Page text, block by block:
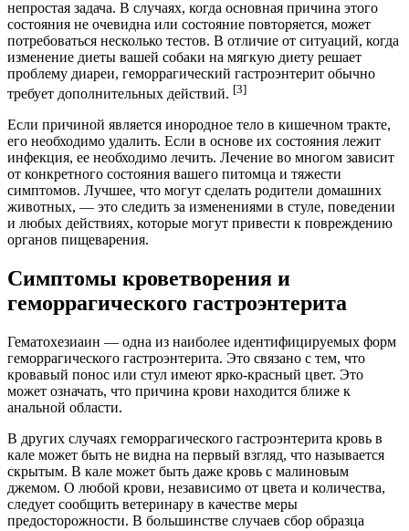
непростая задача. В случаях, когда основная причина этого
состояния не очевидна или состояние повторяется, может
потребоваться несколько тестов. В отличие от ситуаций, когда
изменение диеты вашей собаки на мягкую диету решает
проблему диареи, геморрагический гастроэнтерит обычно
требует дополнительных действий. [3]
Если причиной является инородное тело в кишечном тракте,
его необходимо удалить. Если в основе их состояния лежит
инфекция, ее необходимо лечить. Лечение во многом зависит
от конкретного состояния вашего питомца и тяжести
симптомов. Лучшее, что могут сделать родители домашних
животных, — это следить за изменениями в стуле, поведении
и любых действиях, которые могут привести к повреждению
органов пищеварения.
Симптомы кроветворения и
геморрагического гастроэнтерита
Гематохезиаин — одна из наиболее идентифицируемых форм
геморрагического гастроэнтерита. Это связано с тем, что
кровавый понос или стул имеют ярко-красный цвет. Это
может означать, что причина крови находится ближе к
анальной области.
В других случаях геморрагического гастроэнтерита кровь в
кале может быть не видна на первый взгляд, что называется
скрытым. В кале может быть даже кровь с малиновым
джемом. О любой крови, независимо от цвета и количества,
следует сообщить ветеринару в качестве меры
предосторожности. В большинстве случаев сбор образца